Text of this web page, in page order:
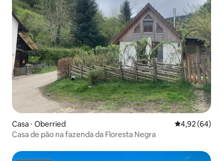
Casa ⋅ Oberried 4,92 de uma
4,92 (64)
Casa de pão na fazenda da Floresta Negra